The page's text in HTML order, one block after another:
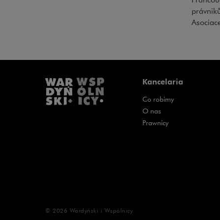
Kancelaria
Co robimy
O nas
Prawnicy
© 2026 Wardyński i Wspólnicy